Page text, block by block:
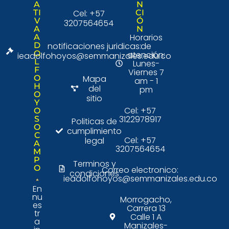
A
TI
V
A
A
D
O
L
F
O
H
O
Y
O
S
O
C
A
M
P
O
En
nu
es
tr
a
Cel: +57
3207564654
notificaciones juridicas:
ieadolfohoyos@semmanizales.edu.co
Mapa
del
sitio
Politicas de
cumplimiento
legal
Terminos y
condiciones
N
CI
Ó
N
Horarios
de
atención:
Lunes-
Viernes 7
am - 1
pm
Cel: +57
3122978917
Cel: +57
3207564654
Correo electronico:
ieadolfohoyos@semmanizales.edu.co
Morrogacho,
Carrera 13
Calle 1 A
Manizales-